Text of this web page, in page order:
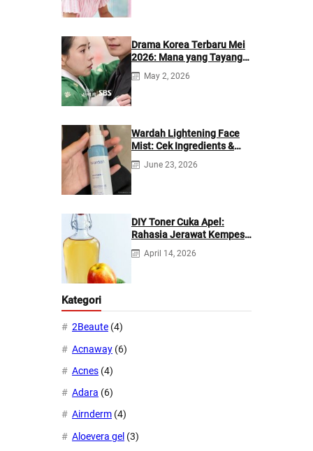
Drama Korea Terbaru Mei
2026: Mana yang Tayang
di Netflix?
May 2, 2026
Wardah Lightening Face
Mist: Cek Ingredients &
Manfaatnya
June 23, 2026
DIY Toner Cuka Apel:
Rahasia Jerawat Kempes
dalam 2 Hari!
April 14, 2026
Kategori
2Beaute (4)
Acnaway (6)
Acnes (4)
Adara (6)
Airnderm (4)
Aloevera gel (3)